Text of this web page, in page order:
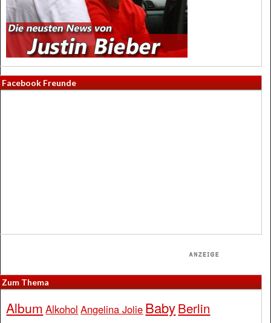
Facebook Freunde
Zum Thema
Album Alkohol Angelina Jolie BabyBerlin